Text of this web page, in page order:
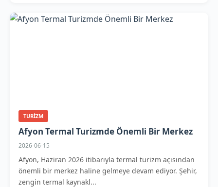
TURIZM
Afyon Termal Turizmde Önemli Bir Merkez
2026-06-15
Afyon, Haziran 2026 itibarıyla termal turizm açısından
önemli bir merkez haline gelmeye devam ediyor. Şehir,
zengin termal kaynakl...